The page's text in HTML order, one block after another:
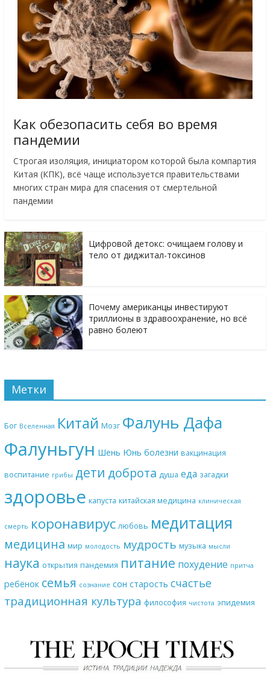
Как обезопасить себя во время
пандемии
Строгая изоляция, инициатором которой была компартия
Китая (КПК), всё чаще используется правительствами
многих стран мира для спасения от смертельной
пандемии
Цифровой детокс: очищаем голову и
тело от диджитал-токсинов
Почему американцы инвестируют
триллионы в здравоохранение, но всё
равно болеют
Метки
Бог Вселенная Китай Мозг Фалунь Дафа
Фалуньгун Шень Юнь болезни вакцинация
воспитание грибы дети доброта душа еда загадки
здоровье капуста китайская медицина клиническая
смерть коронавирус любовь медитация
медицина мир молодость мудрость музыка мысли
наука открытия пандемия питание похудение притча
ребёнок семья сознание сон старость счастье
традиционная культура философия чистота эпидемия